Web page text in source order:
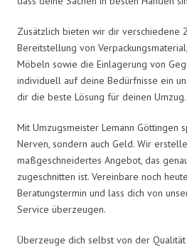
Zusätzlich bieten wir dir verschiedene
Bereitstellung von
Möbeln sowie die Einlagerung von
individuell auf deine Bedürfnisse ein
dir die beste Lösung für deinen Umzug.
Mit Umzugsmeister Lemann Göttingen
Nerven, sondern auch Geld. Wir
maßgeschneidertes Angebot, das
zugeschnitten ist. Vereinbare noch
Beratungstermin und lass dich von
Service überzeugen.
Überzeuge dich selbst von der Qualität